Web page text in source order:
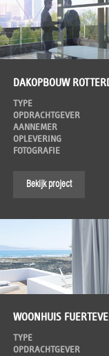
DAKOPBOUW
TYPE
OPDRACHTGEVER
AANNEMER
OPLEVERING
FOTOGRAFIE
Bekijk project
WOONHUIS
TYPE
OPDRACHTGEVER